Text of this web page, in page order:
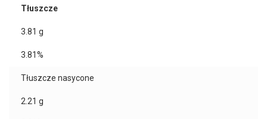
Tłuszcze
3.81 g
3.81%
Tłuszcze nasycone
2.21 g